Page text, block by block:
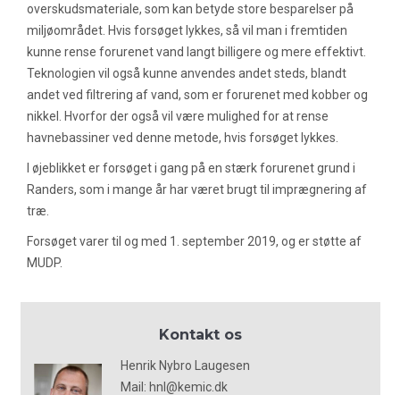
overskudsmateriale, som kan betyde store besparelser på
miljøområdet. Hvis forsøget lykkes, så vil man i fremtiden
kunne rense forurenet vand langt billigere og mere effektivt.
Teknologien vil også kunne anvendes andet steds, blandt
andet ved filtrering af vand, som er forurenet med kobber og
nikkel. Hvorfor der også vil være mulighed for at rense
havnebassiner ved denne metode, hvis forsøget lykkes.
I øjeblikket er forsøget i gang på en stærk forurenet grund i
Randers, som i mange år har været brugt til imprægnering af
træ.
Forsøget varer til og med 1. september 2019, og er støtte af
MUDP.
Kontakt os
Henrik Nybro Laugesen
Mail: hnl@kemic.dk